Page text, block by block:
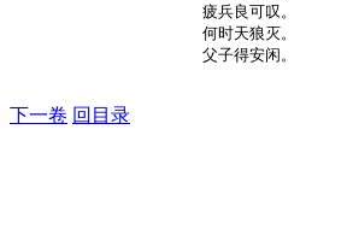
疲兵良可叹。
何时天狼灭。
父子得安闲。
下一卷 回目录